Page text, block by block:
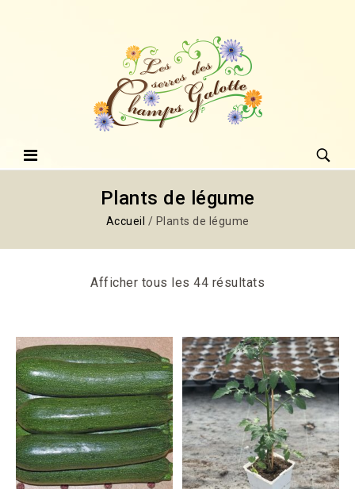
Plants de légume
Accueil / Plants de légume
Afficher tous les 44 résultats